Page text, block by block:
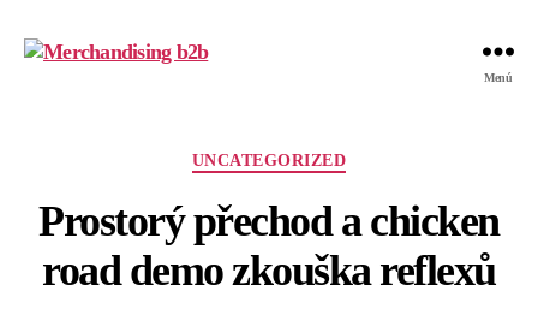
Menú
Categorías
UNCATEGORIZED
Prostorý přechod a chicken
road demo zkouška reflexů